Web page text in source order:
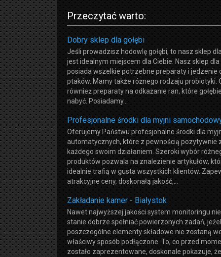
Przeczytać warto:
Dobry sklep dla gołębi
Jeśli prowadzisz hodowlę gołębi, to nasz sklep
jest idealnym miejscem dla Ciebie. Nasz sklep dla
posiada wszelkie potrzebne preparaty i jedzenie
ptaków. Mamy także różnego rodzaju probiotyki.
również preparaty na odkażanie ran, które
nabyć. Posiadamy...
Profesjonalne środki dla myjni
Oferujemy Państwu profesjonalne środki dla
automatycznych, które z pewnością pozytywnie
każdego swoim działaniem. Szeroki wybór
produktów pozwala na znalezienie artykułów,
idealnie trafią w gusta wszystkich klientów.
atrakcyjne ceny, doskonałą jakość,...
Zakładanie kamer - Białystok
Nawet najwyższej jakości system monitoringu
stanie dobrze spełniać powierzonych zadań,
poszczególne elementy składowe nie zostaną
właściwy sposób podłączone. To, co przed
zostało zaprezentowane, doskonale pokazuje,